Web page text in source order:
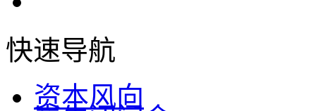
快速导航
资本风向